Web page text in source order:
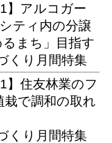
】アルコガー
ティ内の分譲
まち」目指す
くり月間特集
】住友林業のフ
栽で調和の取れ
くり月間特集